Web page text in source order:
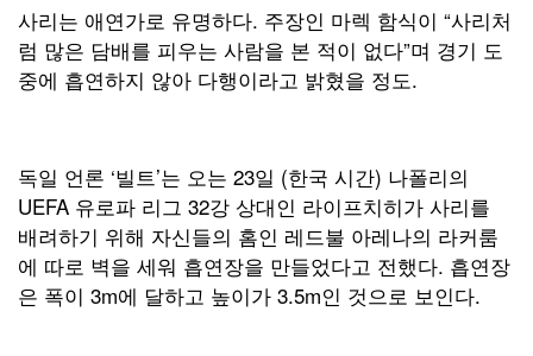
사리는 애연가로 유명하다. 주장인 마렉 함식이 “사리처
럼 많은 담배를 피우는 사람을 본 적이 없다”며 경기 도
중에 흡연하지 않아 다행이라고 밝혔을 정도.
독일 언론 ‘빌트’는 오는 23일 (한국 시간) 나폴리의
UEFA 유로파 리그 32강 상대인 라이프치히가 사리를
배려하기 위해 자신들의 홈인 레드불 아레나의 라커룸
에 따로 벽을 세워 흡연장을 만들었다고 전했다. 흡연장
은 폭이 3m에 달하고 높이가 3.5m인 것으로 보인다.